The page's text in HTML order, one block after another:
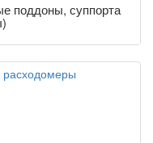
поддоны, суппорта